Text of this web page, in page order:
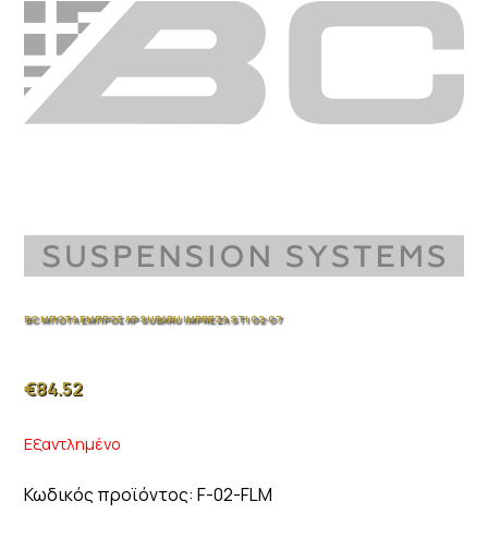
BC ΜΠΟΤΑ ΕΜΠΡΟΣ ΑΡ SUBARU IMPREZA STI 02-07
€84.52
Εξαντλημένο
Κωδικός προϊόντος: F-02-FLM